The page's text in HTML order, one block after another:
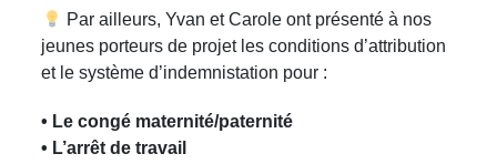
Par ailleurs, Yvan et Carole ont présenté à nos
jeunes porteurs de projet les conditions d’attribution
et le système d’indemnistation pour :
• Le congé maternité/paternité
• L’arrêt de travail